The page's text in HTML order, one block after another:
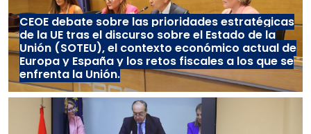
CEOE debate sobre las prioridades estratégicas
de la UE tras el discurso sobre el Estado de la
Unión (SOTEU), el contexto económico actual de
Europa y España y los retos fiscales a los que se
enfrenta la Unión.